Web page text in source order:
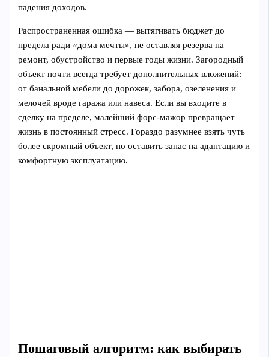
падения доходов.
Распространенная ошибка — вытягивать бюджет до
предела ради «дома мечты», не оставляя резерва на
ремонт, обустройство и первые годы жизни. Загородный
объект почти всегда требует дополнительных вложений:
от банальной мебели до дорожек, забора, озеленения и
мелочей вроде гаража или навеса. Если вы входите в
сделку на пределе, малейший форс‑мажор превращает
жизнь в постоянный стресс. Гораздо разумнее взять чуть
более скромный объект, но оставить запас на адаптацию и
комфортную эксплуатацию.
Пошаговый алгоритм: как выбирать